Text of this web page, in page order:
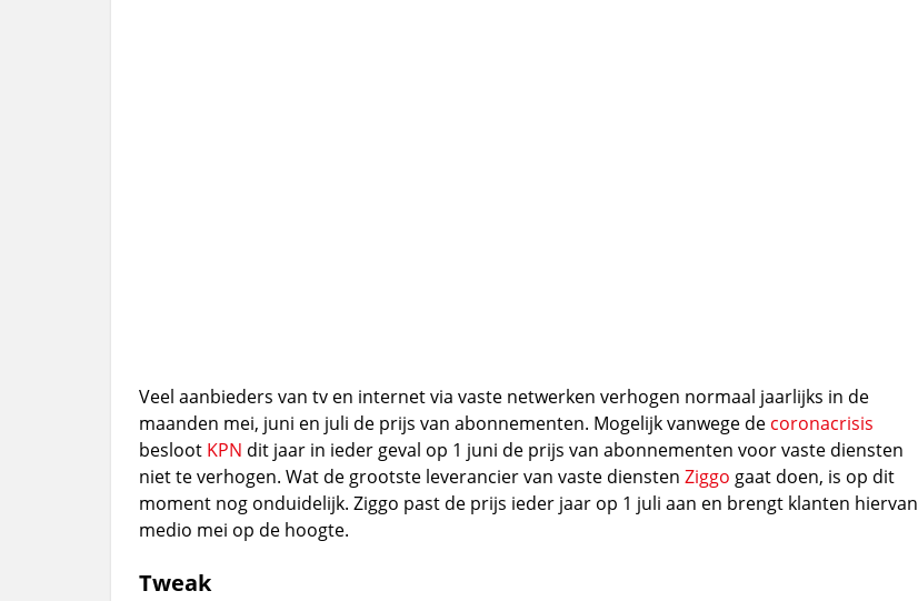
Veel aanbieders van tv en internet via vaste netwerken verhogen normaal jaarlijks in de
maanden mei, juni en juli de prijs van abonnementen. Mogelijk vanwege de coronacrisis
besloot KPN dit jaar in ieder geval op 1 juni de prijs van abonnementen voor vaste diensten
niet te verhogen. Wat de grootste leverancier van vaste diensten Ziggo gaat doen, is op dit
moment nog onduidelijk. Ziggo past de prijs ieder jaar op 1 juli aan en brengt klanten hiervan
medio mei op de hoogte.
Tweak